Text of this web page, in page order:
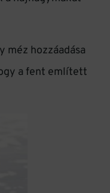
méz hozzáadása
a fent említett